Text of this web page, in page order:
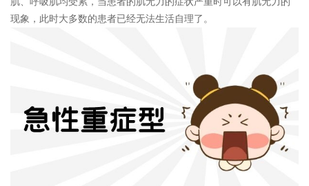
现象，此时大多数的患者已经无法生活自理了。